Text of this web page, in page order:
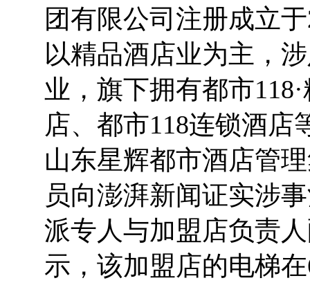
团有限公司注册成立
以精品酒店业为主，
业，旗下拥有都市
店、都市118连锁酒
山东星辉都市酒店管
员向澎湃新闻证实涉
派专人与加盟店负责
示，该加盟店的电梯